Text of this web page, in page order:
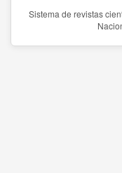
Sistema de revistas